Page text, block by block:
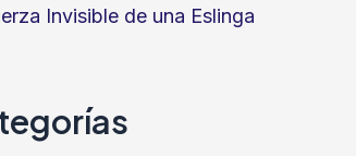
Invisible de una Eslinga